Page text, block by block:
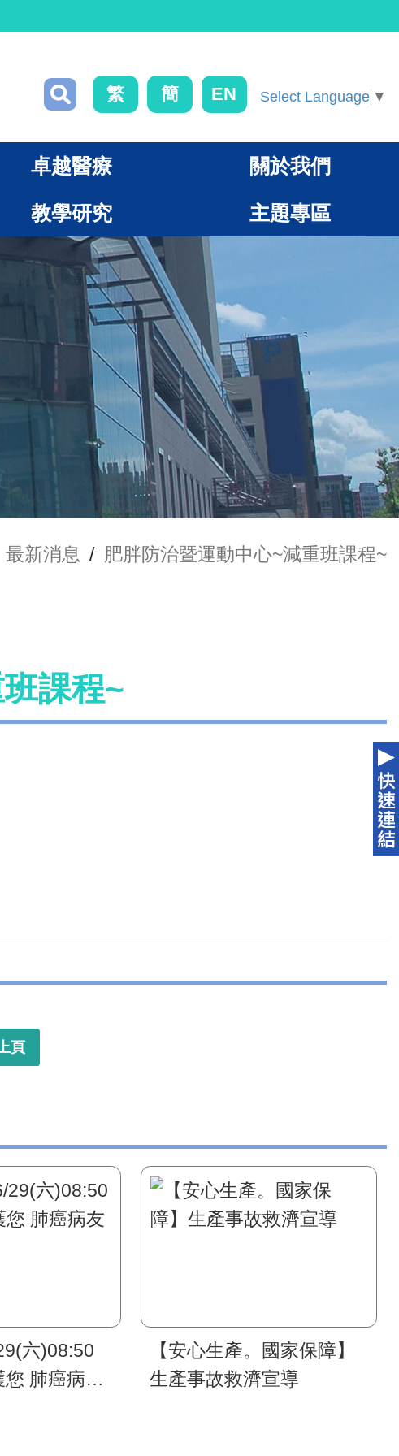
繁 簡 EN Select Language ▼
卓越醫療 關於我們
教學研究 主題專區
最新消息 / 肥胖防治暨運動中心~減重班課程~
課程~
頁
六)08:50
肺癌病友
【安心生產。國家保障】
生產事故救濟宣導